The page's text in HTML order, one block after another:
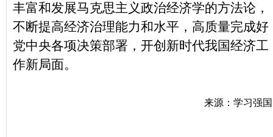
丰富和发展马克思主义政治经济学的方法论，
不断提高经济治理能力和水平，高质量完成好
党中央各项决策部署，开创新时代我国经济工
作新局面。
来源：学习强国